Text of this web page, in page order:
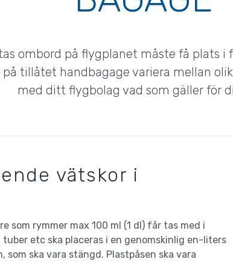
ombord på flygplanet måste få plats i
tillåtet handbagage variera mellan
med ditt flygbolag vad som gäller för
vätskor i
som rymmer max 100 ml (1 dl) får tas med i
etc ska placeras i en genomskinlig en-liters
ska vara stängd. Plastpåsen ska vara